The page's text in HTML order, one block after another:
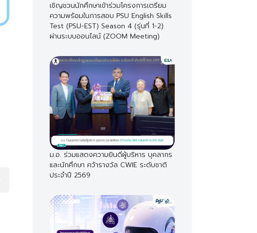
เชิญชวนนักศึกษาเข้าร่วมโครงการเตรียม
ความพร้อมในการสอบ PSU English Skills
Test (PSU-EST) Season 4 (รุ่นที่ 1-2)
ผ่านระบบออนไลน์ (ZOOM Meeting)
ม.อ. ร่วมแสดงความยินดีผู้บริหาร บุคลากร
และนักศึกษา คว้ารางวัล CWIE ระดับชาติ
ประจำปี 2569